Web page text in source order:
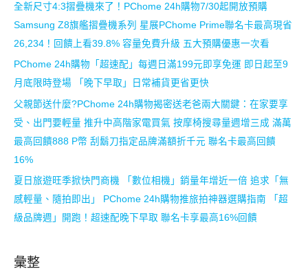
全新尺寸4:3摺疊機來了！PChome 24h購物7/30起開放預購
Samsung Z8旗艦摺疊機系列 星展PChome Prime聯名卡最高現省
26,234！回饋上看39.8% 容量免費升級 五大預購優惠一次看
PChome 24h購物「超速配」每週日滿199元即享免運 即日起至9
月底限時登場 「晚下早取」日常補貨更省更快
父親節送什麼?PChome 24h購物揭密送老爸兩大關鍵：在家要享
受、出門要輕量 推升中高階家電買氣 按摩椅搜尋量週增三成 滿萬
最高回饋888 P幣 刮鬍刀指定品牌滿額折千元 聯名卡最高回饋
16%
夏日旅遊旺季掀快門商機 「數位相機」銷量年增近一倍 追求「無
感輕量、隨拍即出」 PChome 24h購物推旅拍神器選購指南 「超
級品牌週」開跑！超速配晚下早取 聯名卡享最高16%回饋
彙整